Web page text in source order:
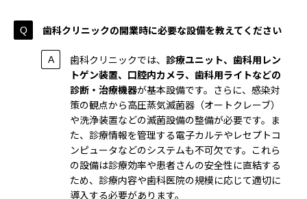
歯科クリニックの開業時に必要な設備を教えてください
歯科クリニックでは、 診療ユニット、歯科用レン
トゲン装置、口腔内カメラ、歯科用ライトなどの
診断・治療機器が基本設備です。さらに、感染対
策の観点から高圧蒸気滅菌器（オートクレーブ）
や洗浄装置などの滅菌設備の整備が必要です。ま
た、診療情報を管理する電子カルテやレセプトコ
ンピュータなどのシステムも不可欠です。これら
の設備は診療効率や患者さんの安全性に直結する
ため、診療内容や歯科医院の規模に応じて適切に
導入する必要があります。